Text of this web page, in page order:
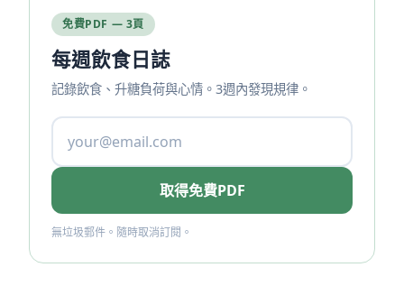
免費PDF — 3頁
每週飲食日誌
記錄飲食、升糖負荷與心情。3週內發現規律。
取得免費PDF
無垃圾郵件。隨時取消訂閱。